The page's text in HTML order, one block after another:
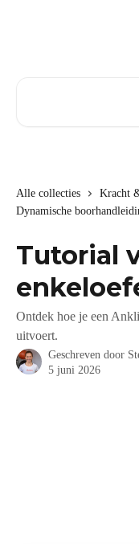
Alle collecties
Kracht
Dynamische
Tutorial
Ontdek hoe je een
uitvoert.
Geschreven door
5 juni 2026